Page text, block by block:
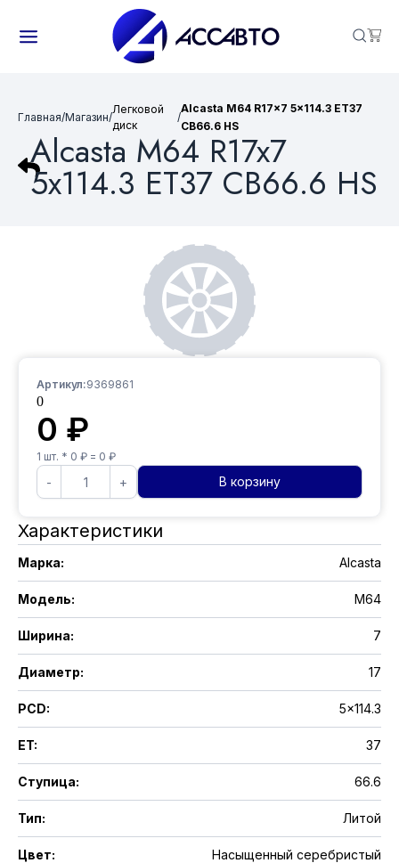
Главная/Магазин/
Легковой
диск
/
Alcasta M64 R17x7 5x114.3 ET37
CB66.6 HS
Alcasta M64 R17x7
5x114.3 ET37 CB66.6 HS
Характеристики
Марка: Alcasta
Модель: M64
Ширина: 7
Диаметр: 17
PCD: 5x114.3
ET: 37
Ступица: 66.6
Тип: Литой
Цвет: Насыщенный серебристый
Артикул:9369861
0
0 ₽
1 шт. * 0 ₽ = 0 ₽
- + В корзину